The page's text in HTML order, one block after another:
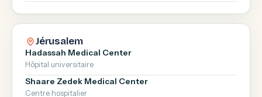
Jérusalem
Hadassah Medical Center
Hôpital universitaire
Shaare Zedek Medical Center
Centre hospitalier